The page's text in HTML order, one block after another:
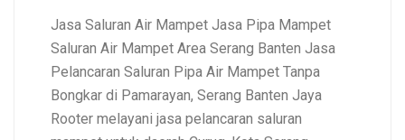
Jasa Saluran Air Mampet Jasa Pipa Mampet
Saluran Air Mampet Area Serang Banten Jasa
Pelancaran Saluran Pipa Air Mampet Tanpa
Bongkar di Pamarayan, Serang Banten Jaya
Rooter melayani jasa pelancaran saluran